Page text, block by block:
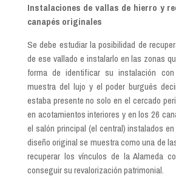
Instalaciones de vallas de hierro y
canapés originales
Se debe estudiar la posibilidad de
de ese vallado e instalarlo en las zonas
forma de identificar su instalación
muestra del lujo y el poder burgués
estaba presente no solo en el cercado
en acotamientos interiores y en los 26
el salón principal (el central) instalados
diseño original se muestra como una de
recuperar los vínculos de la Alameda
conseguir su revalorización patrimonial.